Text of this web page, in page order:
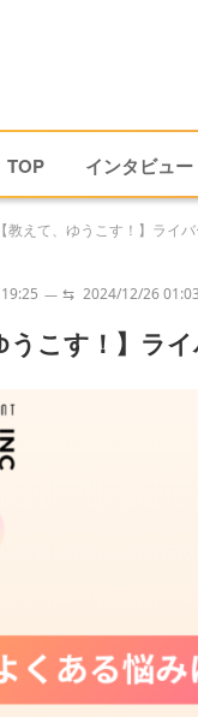
TOP インタビュー
【教えて、ゆうこす！】ライ
⇆ 2024/12/26 01:03
うこす！】ラ